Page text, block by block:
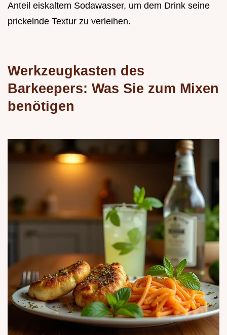
Anteil eiskaltem Sodawasser, um dem Drink seine
prickelnde Textur zu verleihen.
Werkzeugkasten des
Barkeepers: Was Sie zum Mixen
benötigen